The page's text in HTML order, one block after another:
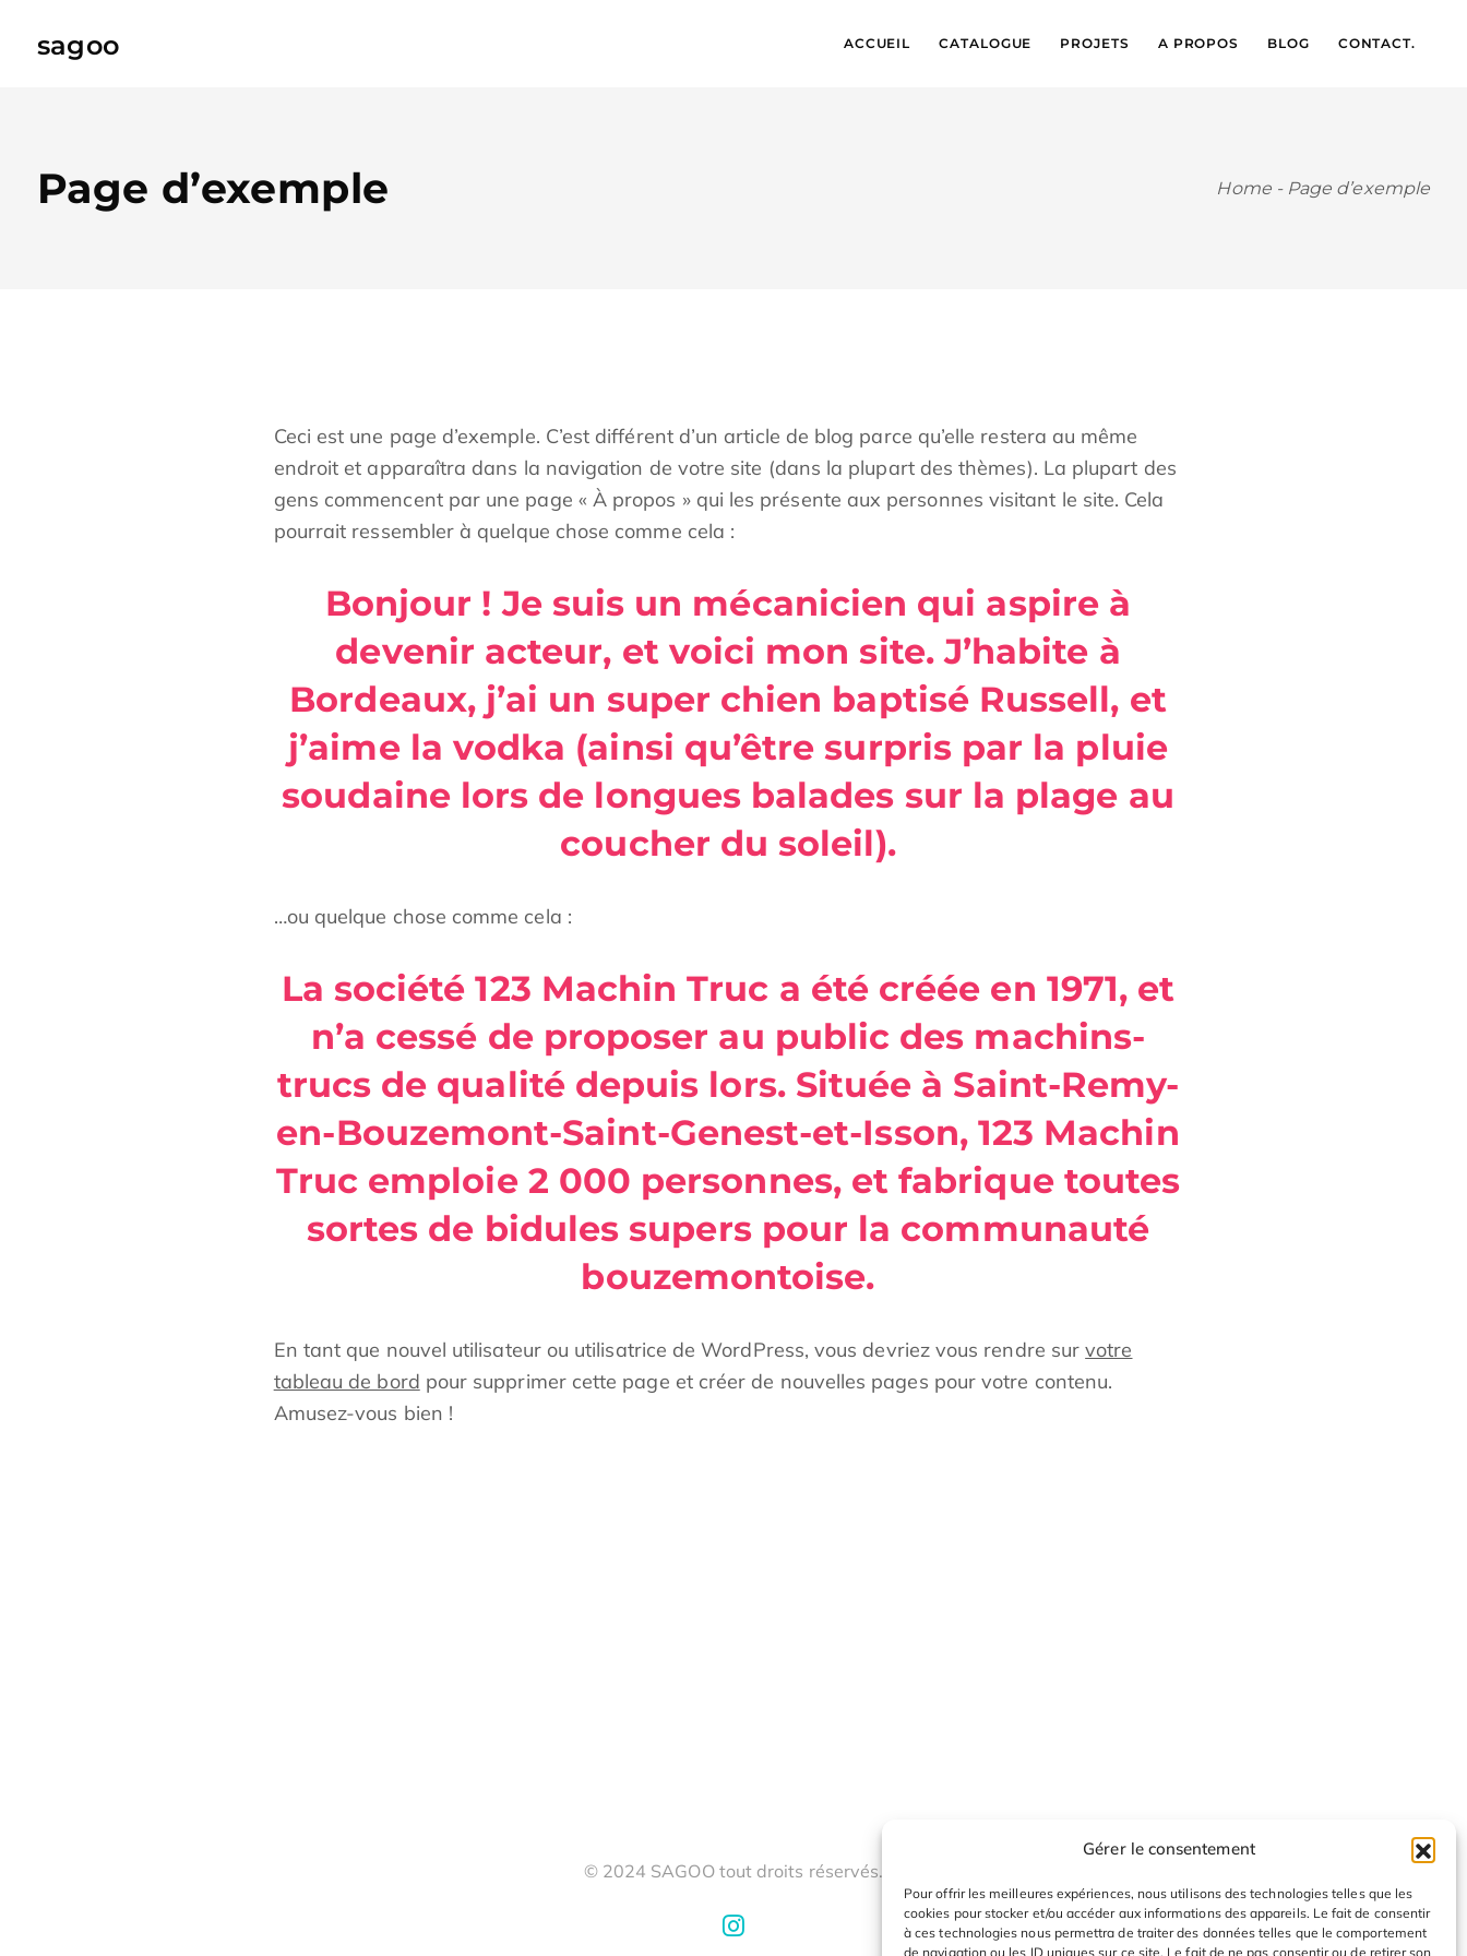
Gérer le consentement
Pour offrir les meilleures expériences, nous utilisons des technologies telles que les
cookies pour stocker et/ou accéder aux informations des appareils. Le fait de consentir
à ces technologies nous permettra de traiter des données telles que le comportement
de navigation ou les ID uniques sur ce site. Le fait de ne pas consentir ou de retirer son
sagoo ACCUEIL CATALOGUE PROJETS A PROPOS BLOG CONTACT.
Page d’exemple Home - Page d’exemple
Ceci est une page d’exemple. C’est différent d’un article de blog parce qu’elle restera au même
endroit et apparaîtra dans la navigation de votre site (dans la plupart des thèmes). La plupart des
gens commencent par une page « À propos » qui les présente aux personnes visitant le site. Cela
pourrait ressembler à quelque chose comme cela :
Bonjour ! Je suis un mécanicien qui aspire à
devenir acteur, et voici mon site. J’habite à
Bordeaux, j’ai un super chien baptisé Russell, et
j’aime la vodka (ainsi qu’être surpris par la pluie
soudaine lors de longues balades sur la plage au
coucher du soleil).
…ou quelque chose comme cela :
La société 123 Machin Truc a été créée en 1971, et
n’a cessé de proposer au public des machins-
trucs de qualité depuis lors. Située à Saint-Remy-
en-Bouzemont-Saint-Genest-et-Isson, 123 Machin
Truc emploie 2 000 personnes, et fabrique toutes
sortes de bidules supers pour la communauté
bouzemontoise.
En tant que nouvel utilisateur ou utilisatrice de WordPress, vous devriez vous rendre survotre
tableau de bord pour supprimer cette page et créer de nouvelles pages pour votre contenu.
Amusez-vous bien !
© 2024 SAGOO tout droits réservés.